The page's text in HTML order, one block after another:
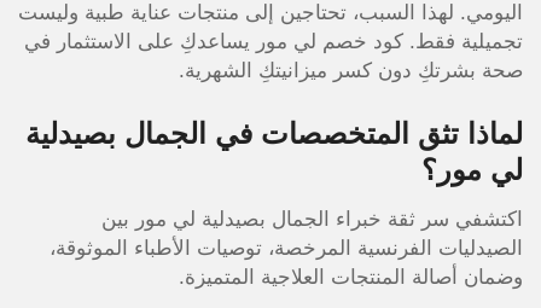
اليومي. لهذا السبب، تحتاجين إلى منتجات عناية طبية وليست
تجميلية فقط. كود خصم لي مور يساعدكِ على الاستثمار في
صحة بشرتكِ دون كسر ميزانيتكِ الشهرية.
لماذا تثق المتخصصات في الجمال بصيدلية
لي مور؟
اكتشفي سر ثقة خبراء الجمال بصيدلية لي مور بين
الصيدليات الفرنسية المرخصة، توصيات الأطباء الموثوقة،
وضمان أصالة المنتجات العلاجية المتميزة.